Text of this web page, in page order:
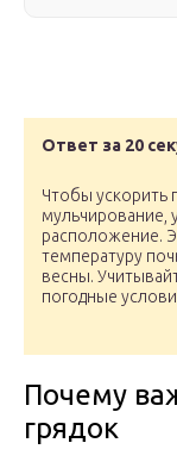
Ответ за 20
Чтобы ускорить
мульчирование,
расположение.
температуру
весны.
погодные
Почему
грядок